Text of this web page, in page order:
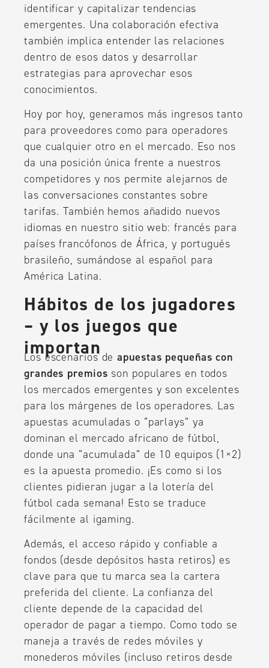
identificar y capitalizar tendencias
emergentes. Una colaboración efectiva
también implica entender las relaciones
dentro de esos datos y desarrollar
estrategias para aprovechar esos
conocimientos.
Hoy por hoy, generamos más ingresos tanto
para proveedores como para operadores
que cualquier otro en el mercado. Eso nos
da una posición única frente a nuestros
competidores y nos permite alejarnos de
las conversaciones constantes sobre
tarifas. También hemos añadido nuevos
idiomas en nuestro sitio web: francés para
países francófonos de África, y portugués
brasileño, sumándose al español para
América Latina.
Hábitos de los jugadores
– y los juegos que
importan
Los escenarios deapuestas pequeñas con
grandes premios son populares en todos
los mercados emergentes y son excelentes
para los márgenes de los operadores. Las
apuestas acumuladas o “parlays” ya
dominan el mercado africano de fútbol,
donde una “acumulada” de 10 equipos (1×2)
es la apuesta promedio. ¡Es como si los
clientes pidieran jugar a la lotería del
fútbol cada semana! Esto se traduce
fácilmente al igaming.
Además, el acceso rápido y confiable a
fondos (desde depósitos hasta retiros) es
clave para que tu marca sea la cartera
preferida del cliente. La confianza del
cliente depende de la capacidad del
operador de pagar a tiempo. Como todo se
maneja a través de redes móviles y
monederos móviles (incluso retiros desde